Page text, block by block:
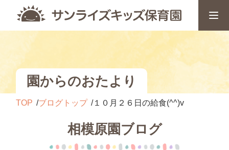
園からのおたより
TOP ブログトップ １０月２６日の給食(^^)v
相模原園ブログ